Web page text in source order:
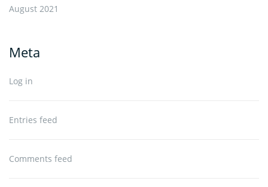
August 2021
Meta
Log in
Entries feed
Comments feed